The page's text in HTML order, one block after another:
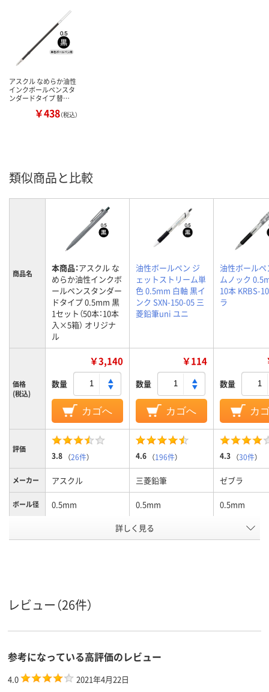
アスクル なめらか油性
インクボールペンスタ
ンダードタイプ 替…
￥438（税込）
類似商品と比較
商品名 本商品：アスクル な
めらか油性インクボ
ールペンスタンダー
ドタイプ 0.5mm 黒
1セット（50本：10本
入×5箱） オリジナ
ル
油性ボールペン ジ
ェットストリーム単
色 0.5mm 白軸 黒イ
ンク SXN-150-05 三
菱鉛筆uni ユニ
油性ボールペ
ムノック
10本 KRBS-
ラ
価格
(税込)
￥3,140
数量
カゴへ
￥114
数量
カゴへ
数量
カ
評価
3.8 （26件） 4.6 （196件） 4.3 （30件）
メーカー アスクル 三菱鉛筆 ゼブラ
ボール径 0.5mm 0.5mm 0.5mm
黒
詳しく見る
レビュー（26件）
参考になっている高評価のレビュー
4.0
2021年4月22日